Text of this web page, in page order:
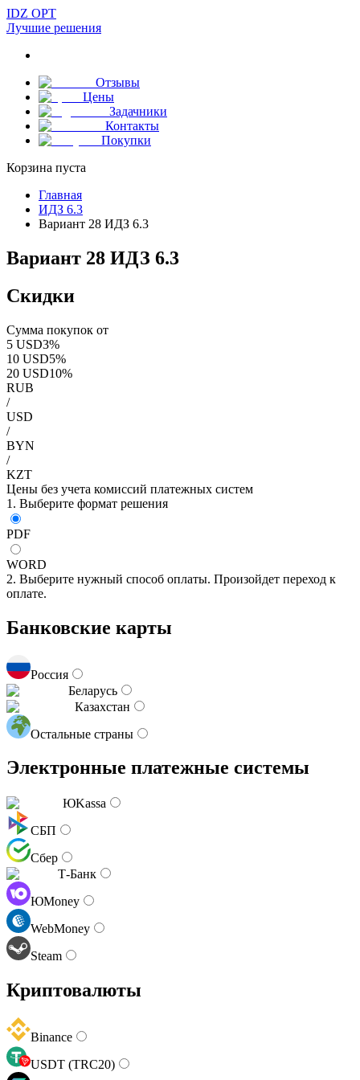
IDZ OPT
Лучшие решения
Отзывы
Цены
Задачники
Контакты
Покупки
Корзина пуста
Главная
ИДЗ 6.3
Вариант 28 ИДЗ 6.3
Вариант 28 ИДЗ 6.3
Скидки
Сумма покупок от
5 USD3%
10 USD5%
20 USD10%
RUB
/
USD
/
BYN
/
KZT
Цены без учета комиссий платежных систем
1. Выберите формат решения
PDF
WORD
2. Выберите нужный способ оплаты. Произойдет переход к
оплате.
Банковские карты
Россия
Беларусь
Казахстан
Остальные страны
Электронные платежные системы
ЮKassa
СБП
Сбер
Т-Банк
ЮMoney
WebMoney
Steam
Криптовалюты
Binance
USDT (TRC20)